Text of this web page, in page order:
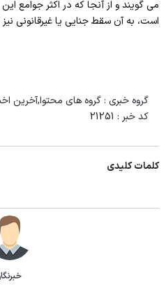
می گویند و از آنجا که در اکثر جوامع
است، به آن سقط جنایی یا غیرقانونی
گروه خبری : گروه های محتوا,آخرین
کد خبر : 21251
کلمات کلیدی